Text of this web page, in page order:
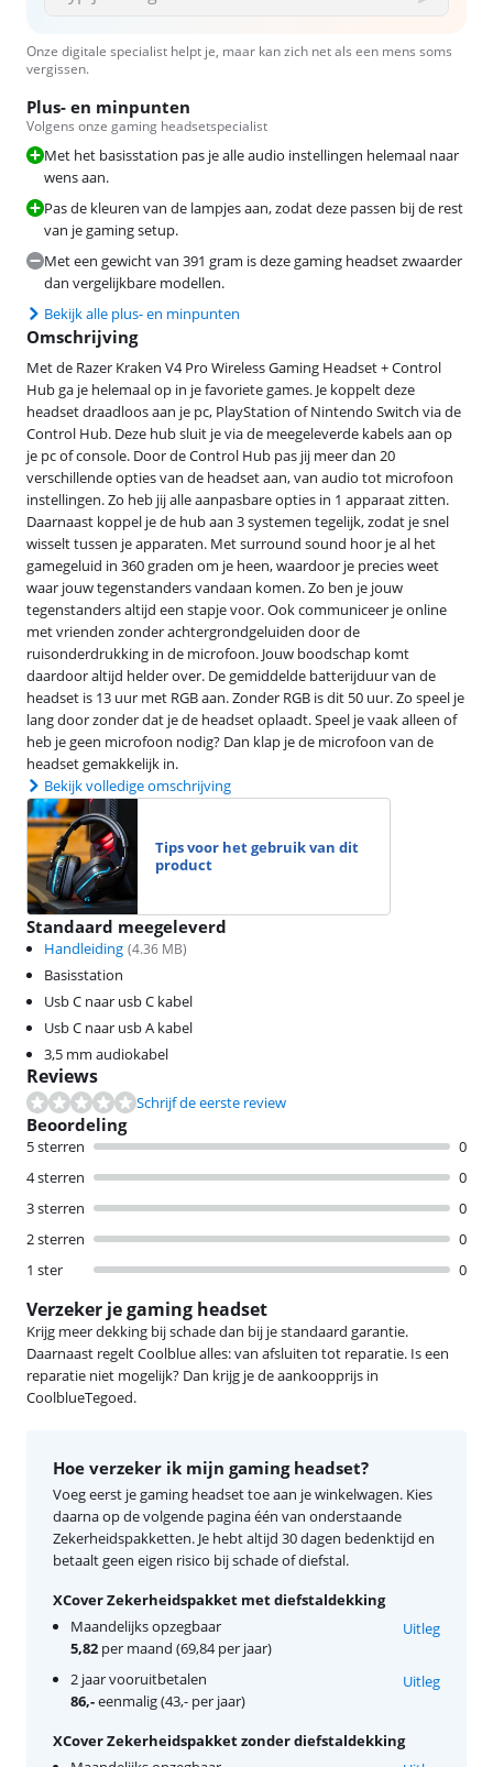
Onze digitale specialist helpt je, maar kan zich net als een mens soms
vergissen.
Plus- en minpunten
Volgens onze gaming headsetspecialist
Met het basisstation pas je alle audio instellingen helemaal naar
wens aan.
Pas de kleuren van de lampjes aan, zodat deze passen bij de rest
van je gaming setup.
Met een gewicht van 391 gram is deze gaming headset zwaarder
dan vergelijkbare modellen.
Bekijk alle plus- en minpunten
Omschrijving
Met de Razer Kraken V4 Pro Wireless Gaming Headset + Control
Hub ga je helemaal op in je favoriete games. Je koppelt deze
headset draadloos aan je pc, PlayStation of Nintendo Switch via de
Control Hub. Deze hub sluit je via de meegeleverde kabels aan op
je pc of console. Door de Control Hub pas jij meer dan 20
verschillende opties van de headset aan, van audio tot microfoon
instellingen. Zo heb jij alle aanpasbare opties in 1 apparaat zitten.
Daarnaast koppel je de hub aan 3 systemen tegelijk, zodat je snel
wisselt tussen je apparaten. Met surround sound hoor je al het
gamegeluid in 360 graden om je heen, waardoor je precies weet
waar jouw tegenstanders vandaan komen. Zo ben je jouw
tegenstanders altijd een stapje voor. Ook communiceer je online
met vrienden zonder achtergrondgeluiden door de
ruisonderdrukking in de microfoon. Jouw boodschap komt
daardoor altijd helder over. De gemiddelde batterijduur van de
headset is 13 uur met RGB aan. Zonder RGB is dit 50 uur. Zo speel je
lang door zonder dat je de headset oplaadt. Speel je vaak alleen of
heb je geen microfoon nodig? Dan klap je de microfoon van de
headset gemakkelijk in.
Bekijk volledige omschrijving
Tips voor het gebruik van dit
product
Standaard meegeleverd
Handleiding (4.36 MB)
Basisstation
Usb C naar usb C kabel
Usb C naar usb A kabel
3,5 mm audiokabel
Reviews
Schrijf de eerste review
Beoordeling
5 sterren
0
4 sterren
0
3 sterren
0
2 sterren
0
1 ster
0
Verzeker je gaming headset
Krijg meer dekking bij schade dan bij je standaard garantie.
Daarnaast regelt Coolblue alles: van afsluiten tot reparatie. Is een
reparatie niet mogelijk? Dan krijg je de aankoopprijs in
CoolblueTegoed.
Hoe verzeker ik mijn gaming headset?
Voeg eerst je gaming headset toe aan je winkelwagen. Kies
daarna op de volgende pagina één van onderstaande
Zekerheidspakketten. Je hebt altijd 30 dagen bedenktijd en
betaalt geen eigen risico bij schade of diefstal.
XCover Zekerheidspakket met diefstaldekking
Maandelijks opzegbaar
5,82 per maand (69,84 per jaar)
Uitleg
2 jaar vooruitbetalen
86,-eenmalig (43,- per jaar)
Uitleg
XCover Zekerheidspakket zonder diefstaldekking